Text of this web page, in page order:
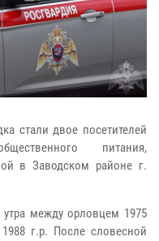
стали двое посетителей
питания,
в Заводском районе г.
между орловцем 1975
г.р. После словесной